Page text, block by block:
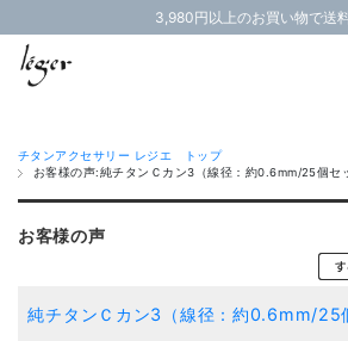
3,980円以上のお買い物で送
チタンアクセサリー レジエ トップ
お客様の声:純チタンＣカン3（線径：約0.6mm/25個セ
お客様の声
純チタンＣカン3（線径：約0.6mm/25